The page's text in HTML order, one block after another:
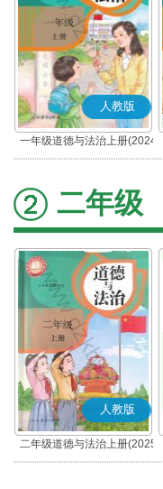
人教版
一年级道德与法治上册(2024
秋版)(部编版)
二年级
人教版
二年级道德与法治上册(2025
秋版)(部编版)